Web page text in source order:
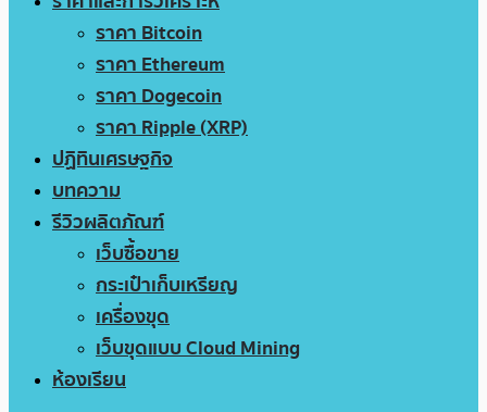
ราคา Bitcoin
ราคา Ethereum
ราคา Dogecoin
ราคา Ripple (XRP)
ปฏิทินเศรษฐกิจ
บทความ
รีวิวผลิตภัณฑ์
เว็บซื้อขาย
กระเป๋าเก็บเหรียญ
เครื่องขุด
เว็บขุดแบบ Cloud Mining
ห้องเรียน